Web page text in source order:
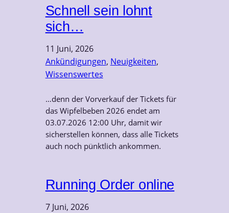
Schnell sein lohnt
sich…
11 Juni, 2026
Ankündigungen, Neuigkeiten
Wissenswertes
…denn der Vorverkauf der Tickets für
das Wipfelbeben 2026 endet am
03.07.2026 12:00 Uhr, damit wir
sicherstellen können, dass alle Tickets
auch noch pünktlich ankommen.
Running Order online
7 Juni, 2026